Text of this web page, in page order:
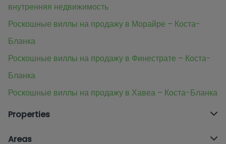
внутренняя недвижимость
Роскошные виллы на продажу в Морайре – Коста-
Бланка
Роскошные виллы на продажу в Финестрате – Коста-
Бланка
Роскошные виллы на продажу в Хавеа – Коста-Бланка
Properties
Areas